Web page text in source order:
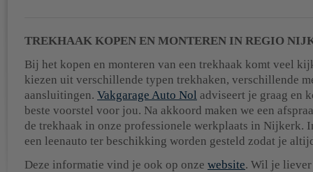
TREKHAAK KOPEN EN MONTEREN IN REGIO
Bij het kopen en monteren van een trekhaak komt veel
kiezen uit verschillende typen trekhaken, verschillende
aansluitingen. Vakgarage Auto Nol adviseert je graag en
beste voorstel voor jou. Na akkoord maken we een
de trekhaak in onze professionele werkplaats in Nijkerk.
een leenauto ter beschikking worden gesteld zodat je
Deze informatie vind je ook op onze website. Wil je